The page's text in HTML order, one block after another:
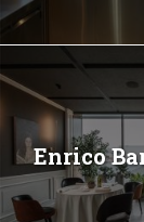
Enrico